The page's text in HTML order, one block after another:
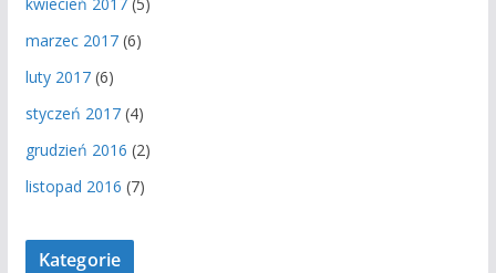
marzec 2017(6)
luty 2017(6)
styczeń 2017(4)
grudzień 2016 (2)
listopad 2016 (7)
Kategorie